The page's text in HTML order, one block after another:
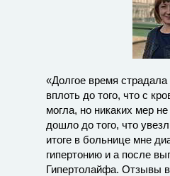
«Долгое время
вплоть до того, что с
могла, но никаких мер
дошло до того, что
итоге в больнице мне
гипертонию и а после
Гипертолайфа. Отзывы